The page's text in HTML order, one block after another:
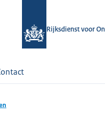
Rijksdienst voor